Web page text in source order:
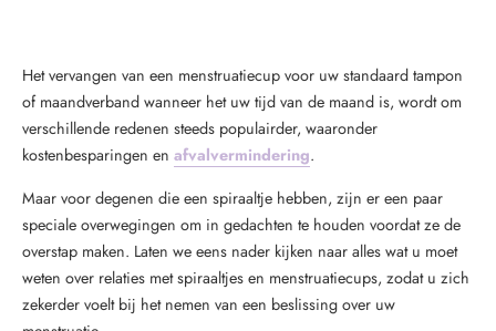
Het vervangen van een menstruatiecup voor uw standaard tampon
of maandverband wanneer het uw tijd van de maand is, wordt om
verschillende redenen steeds populairder, waaronder
kostenbesparingen en afvalvermindering.
Maar voor degenen die een spiraaltje hebben, zijn er een paar
speciale overwegingen om in gedachten te houden voordat ze de
overstap maken. Laten we eens nader kijken naar alles wat u moet
weten over relaties met spiraaltjes en menstruatiecups, zodat u zich
zekerder voelt bij het nemen van een beslissing over uw